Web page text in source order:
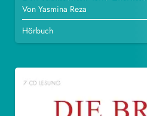
Von Yasmina Reza
Hörbuch